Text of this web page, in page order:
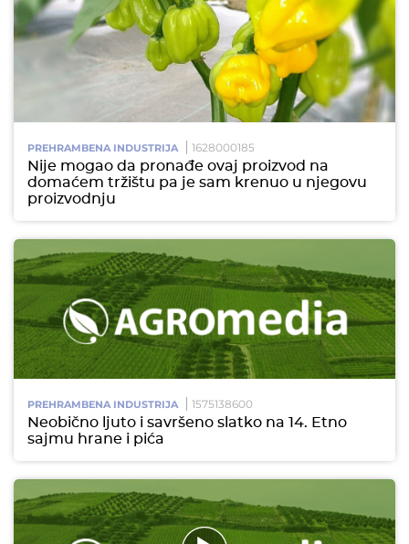
PREHRAMBENA INDUSTRIJA 1628000185
Nije mogao da pronađe ovaj proizvod na
domaćem tržištu pa je sam krenuo u njegovu
proizvodnju
PREHRAMBENA INDUSTRIJA 1575138600
Neobično ljuto i savršeno slatko na 14. Etno
sajmu hrane i pića